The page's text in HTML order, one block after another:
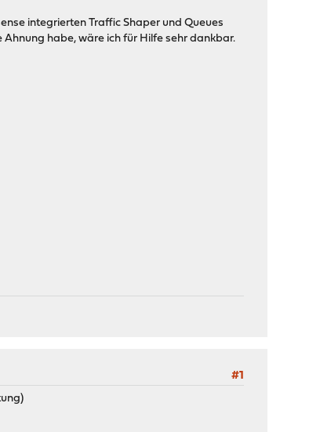
integrierten Traffic Shaper und Queues
habe, wäre ich für Hilfe sehr dankbar.
#1